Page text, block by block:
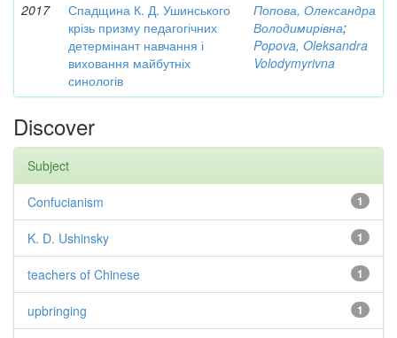
2017
Спадщина К. Д. Ушинського
крізь призму педагогічних
детермінант навчання і
виховання майбутніх
синологів
Попова, Олександра
Володимирівна;
Popova, Oleksandra
Volodymyrivna
Discover
Subject
1
Confucianism
1
K. D. Ushinsky
1
teachers of Chinese
1
upbringing